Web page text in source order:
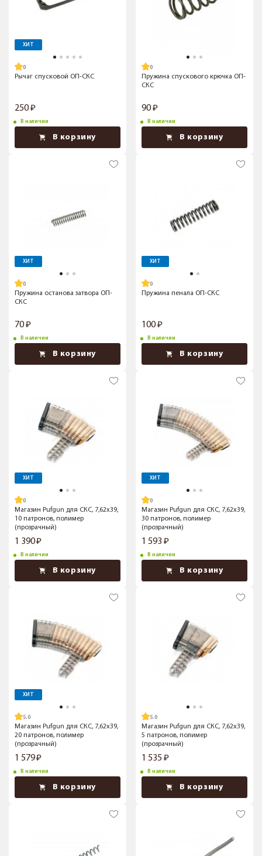
ХИТ
Рычаг спусковой ОП-СКС
250
В наличии
В корзину
Пружина спускового крючка ОП-
СКС
90
В наличии
В корзину
ХИТ
Пружина останова затвора ОП-
СКС
70
В наличии
В корзину
ХИТ
Пружина пенала ОП-СКС
100
В наличии
В корзину
ХИТ
Магазин Pufgun для СКС, 7,62x39,
10 патронов, полимер
(прозрачный)
1 390
В наличии
В корзину
ХИТ
Магазин Pufgun для СКС, 7,62x39,
30 патронов, полимер
(прозрачный)
1 593
В наличии
В корзину
ХИТ
5.0
Магазин Pufgun для СКС, 7,62x39,
20 патронов, полимер
(прозрачный)
1 579
В наличии
В корзину
5.0
Магазин Pufgun для СКС, 7,62x39,
5 патронов, полимер
(прозрачный)
1 535
В наличии
В корзину